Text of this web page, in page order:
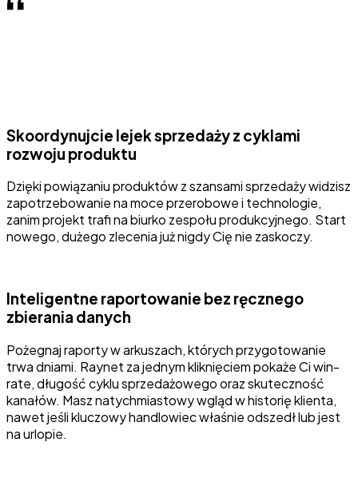
Skoordynujcie lejek sprzedaży z cyklami
rozwoju produktu
Dzięki powiązaniu produktów z szansami sprzedaży widzisz
zapotrzebowanie na moce przerobowe i technologie,
zanim projekt trafi na biurko zespołu produkcyjnego. Start
nowego, dużego zlecenia już nigdy Cię nie zaskoczy.
Inteligentne raportowanie bez ręcznego
zbierania danych
Pożegnaj raporty w arkuszach, których przygotowanie
trwa dniami. Raynet za jednym kliknięciem pokaże Ci win-
rate, długość cyklu sprzedażowego oraz skuteczność
kanałów. Masz natychmiastowy wgląd w historię klienta,
nawet jeśli kluczowy handlowiec właśnie odszedł lub jest
na urlopie.